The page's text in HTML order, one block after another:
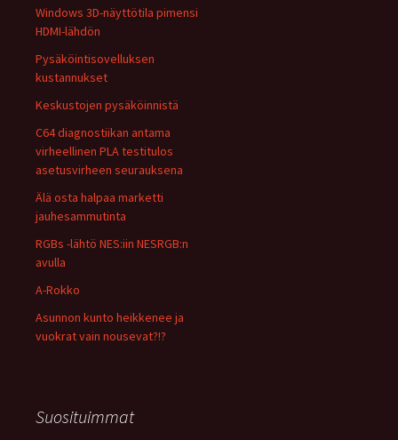
Windows 3D-näyttötila pimensi
HDMI-lähdön
Pysäköintisovelluksen
kustannukset
Keskustojen pysäköinnistä
C64 diagnostiikan antama
virheellinen PLA testitulos
asetusvirheen seurauksena
Älä osta halpaa marketti
jauhesammutinta
RGBs -lähtö NES:iin NESRGB:n
avulla
A-Rokko
Asunnon kunto heikkenee ja
vuokrat vain nousevat?!?
Suosituimmat